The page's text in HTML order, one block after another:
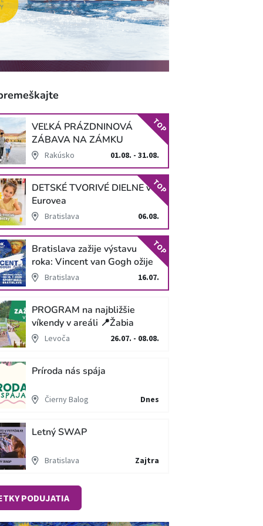
VEĽKÁ PRÁZDNINOVÁ
ZÁBAVA NA ZÁMKU
SCHLOSS HOF
Rakúsko 01.08. - 31.08.
TOP
DETSKÉ TVORIVÉ DIELNE v
Eurovea
Bratislava 06.08.
TOP
Bratislava zažije výstavu
roka: Vincent van Gogh ožije
v unikátnej imerzívnej šou!
Bratislava 16.07.
TOP
PROGRAM na najbližšie
víkendy v areáli 📍Žabia
cestaLevoča 26.07. - 08.08.
Príroda nás spája
Čierny Balog Dnes
Letný SWAP
Bratislava Zajtra
PODUJATIA